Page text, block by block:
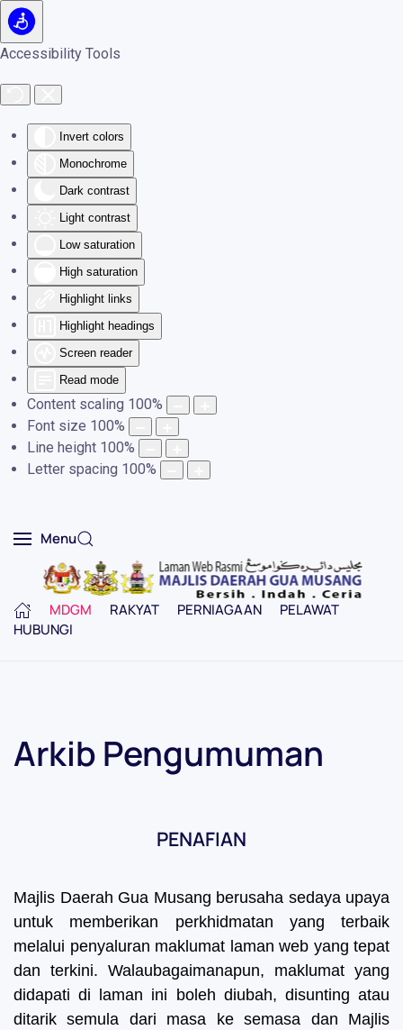
Accessibility Tools
Invert colors
Monochrome
Dark contrast
Light contrast
Low saturation
High saturation
Highlight links
Highlight headings
Screen reader
Read mode
Content scaling 100%
Font size 100%
Line height 100%
Letter spacing 100%
Skip to main content
Menu
MDGM RAKYAT PERNIAGAAN
PELAWAT
HUBUNGI
Arkib Pengumuman
PENAFIAN
Majlis Daerah Gua Musang berusaha sedaya upaya
untuk memberikan perkhidmatan yang terbaik
melalui penyaluran maklumat laman web yang tepat
dan terkini. Walaubagaimanapun, maklumat yang
didapati di laman ini boleh diubah, disunting atau
ditarik semula dari masa ke semasa dan Majlis